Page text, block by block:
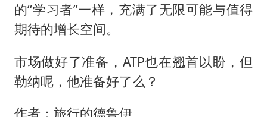
的“学习者”一样，充满了无限可能与值得
期待的增长空间。
市场做好了准备，ATP也在翘首以盼，但
勒纳呢，他准备好了么？
作者：旅行的德鲁伊